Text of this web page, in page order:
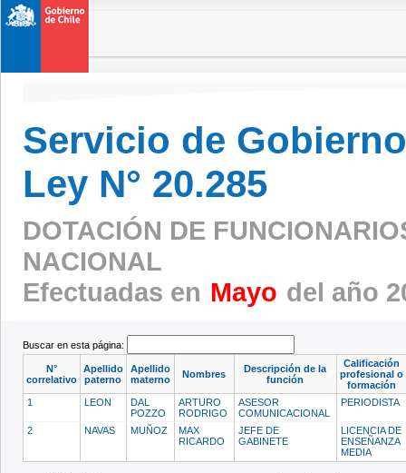
Servicio de
Ley N° 20.285
DOTACIÓN DE
NACIONAL
Efectuadas en Mayo del año
Buscar en esta página:
N°
correlativo
Apellido
paterno
Apellido
materno
Nombres
Descripción de la
función
Calificación
profesional o
formación
1
LEON
DAL
POZZO
ARTURO
RODRIGO
ASESOR
COMUNICACIONAL
PERIODISTA
2 NAVAS MUÑOZ
MAX
RICARDO
JEFE DE
GABINETE
LICENCIA DE
ENSEÑANZA
MEDIA